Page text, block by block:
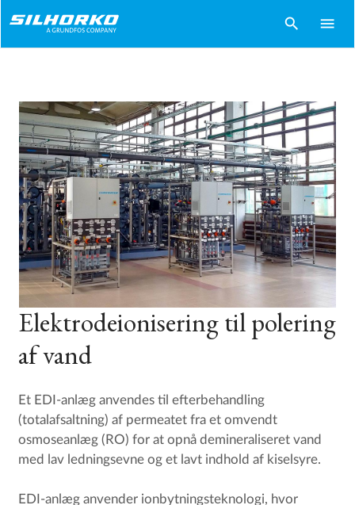
search menu
Elektrodeionisering til polering
af vand
Et EDI-anlæg anvendes til efterbehandling
(totalafsaltning) af permeatet fra et omvendt
osmoseanlæg (RO) for at opnå demineraliseret vand
med lav ledningsevne og et lavt indhold af kiselsyre.
EDI-anlæg anvender ionbytningsteknologi, hvor